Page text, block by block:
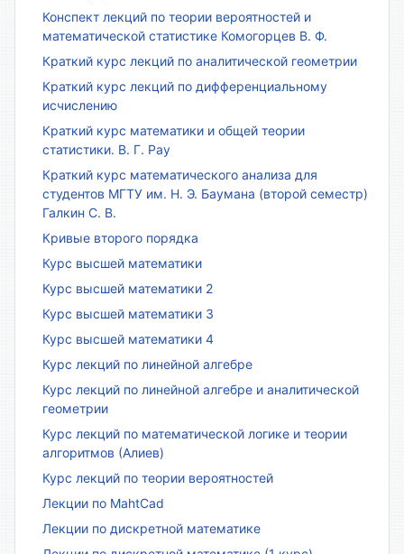
Конспект лекций по теории вероятностей и
математической статистике Комогорцев В. Ф.
Краткий курс лекций по аналитической геометрии
Краткий курс лекций по дифференциальному
исчислению
Краткий курс математики и общей теории
статистики. В. Г. Рау
Краткий курс математического анализа для
студентов МГТУ им. Н. Э. Баумана (второй семестр)
Галкин С. В.
Кривые второго порядка
Курс высшей математики
Курс высшей математики 2
Курс высшей математики 3
Курс высшей математики 4
Курс лекций по линейной алгебре
Курс лекций по линейной алгебре и аналитической
геометрии
Курс лекций по математической логике и теории
алгоритмов (Алиев)
Курс лекций по теории вероятностей
Лекции по MahtCad
Лекции по дискретной математике